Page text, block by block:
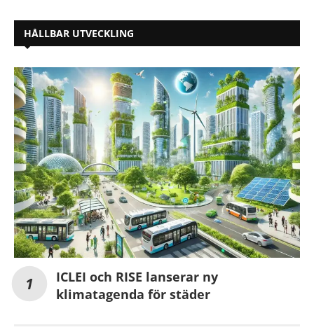
HÅLLBAR UTVECKLING
ICLEI och RISE lanserar ny
klimatagenda för städer